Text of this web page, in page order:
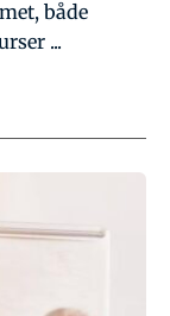
både
...